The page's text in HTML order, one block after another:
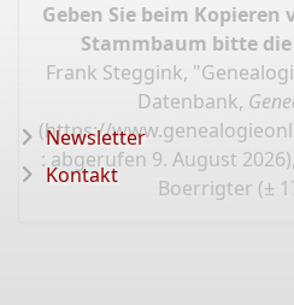
Geben Sie beim Kopieren
Stammbaum bitte
Frank Steggink,
Datenbank,
(https://
: abgerufen 9. August
Boerrigter (±
Newsletter
Kontakt